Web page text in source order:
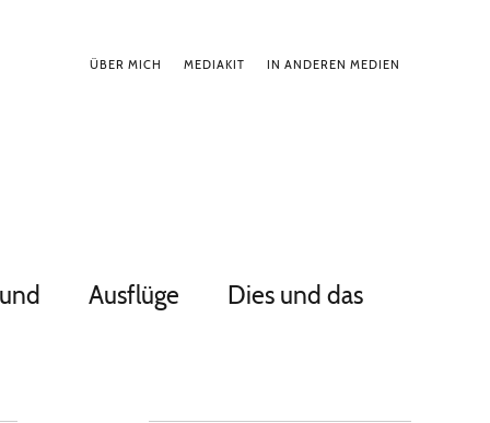
ÜBER MICH MEDIAKIT IN ANDEREN MEDIEN
Ausflüge Dies und das